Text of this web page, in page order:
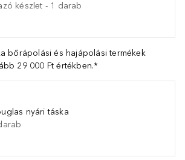
készlet - 1 darab
bőrápolási és hajápolási termékek
29 000 Ft értékben.*
nyári táska